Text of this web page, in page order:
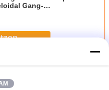
Gang-